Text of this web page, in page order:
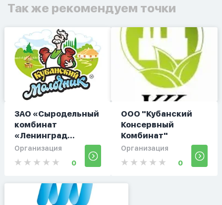
Так же рекомендуем точки
ЗАО «Сыродельный
комбинат
«Ленинград...
Организация
0
ООО "Кубанский
Консервный
Комбинат"
Организация
0